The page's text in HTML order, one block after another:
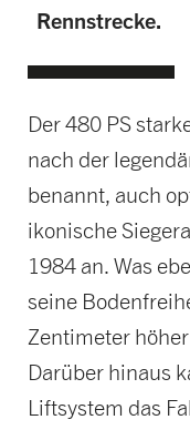
Rennstrecke.
Der 480 PS
nach der
benannt, auch
ikonische
1984 an. Was
seine
Zentimeter
Darüber hinaus
Liftsystem das